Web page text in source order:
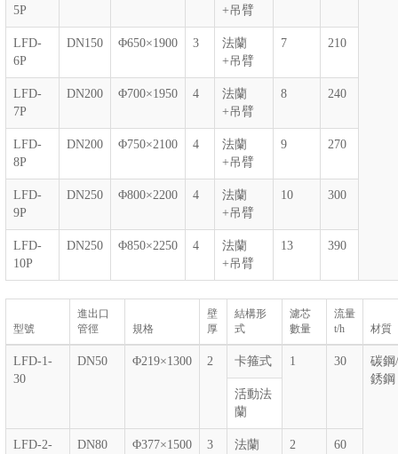
5P
+吊臂
LFD-
6P
DN150 Φ650×1900 3
法蘭
+吊臂
7 210
LFD-
7P
DN200 Φ700×1950 4
法蘭
+吊臂
8 240
LFD-
8P
DN200 Φ750×2100 4
法蘭
+吊臂
9 270
LFD-
9P
DN250 Φ800×2200 4
法蘭
+吊臂
10 300
LFD-
10P
DN250 Φ850×2250 4
法蘭
+吊臂
13 390
型號
進出口
管徑
規格
壁
厚
結構形
式
濾芯
數量
流量
t/h
材質
LFD-1-
30
DN50 Φ219×1300 2 卡箍式 1 30
碳鋼
銹鋼
活動法
蘭
LFD-2-
DN80 Φ377×1500 3 法蘭 2 60